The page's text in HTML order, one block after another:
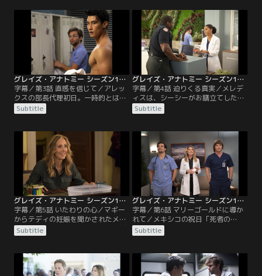
で通り掛かった女性ニーシャがはね
られて大けがを負う。車を運転して
いた女性シーシーは、2度の心臓移
植を受けており、拒絶反応を抑える
薬で腎不全を起こしていた…。
素治療室で、オペを行なうことを思
いつく。一方、腎臓移植を待つシー
シーは心臓の筋肉が瘢痕（はんこ
ん）化しており、心臓移植も必要な
ことが分かる。ジョーは、ハネムー
ンそっちのけで…。
グレイズ・アナトミー シーズン15 第03話／字幕
字幕／第3話 直感を信じて／アレッ
クスの部長代理初日。一時的とはい
え、自ら望んで部長の座を譲り渡し
たベイリーだったが、彼の仕事ぶり
は高校の授業でテーブルソーを使用
中、意識を失って倒れて指を切断し
た教師と、胸にノコギリの刃が深く
食い込んだ生徒が運び込まれる。リ
チャードとリンクが教師の治療に当
たるが…。
Subtitle
グレイズ・アナトミー シーズン15 第04話／字幕
字幕／第4話 迫りくる真実／メレデ
ィスは、シーシーがお膳立てしたブ
ラインドデートに出掛けることに。
一方、病院では、消防士のベンやア
搬送してくる。その中に心臓の不具
合で倒れた女性がいて、ベイリーと
マギーが担当することに。彼女の息
子マックスは母親の異変におびえて
パニックを起こしていた。アレック
スとダリアは…。
Subtitle
グレイズ・アナトミー シーズン15 第05話／字幕
字幕／第5話 いたわりの心／マギー
からテディの妊娠を聞かされたメレ
ディスは、まだシアトルにいたテデ
ィを見つけ出し、父親不在の家庭で
話すべきだと助言する。そのころオ
ーウェンとアメリアは、ベティが学
Subtitle
グレイズ・アナトミー シーズン15 第06話／字幕
字幕／第6話 マリーゴールドに導か
れて／メキシコの祝日「死者の
日」。街じゅうが死者を想う空気に
包まれる中、メレディスは、父親の
とリチャードから聞かされる。しか
し、今さら縁の薄い父親に会う気に
Subtitle